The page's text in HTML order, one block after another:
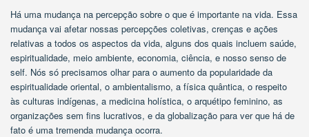
Há uma mudança na percepção sobre o que é importante na vida. Essa
mudança vai afetar nossas percepções coletivas, crenças e ações
relativas a todos os aspectos da vida, alguns dos quais incluem saúde,
espiritualidade, meio ambiente, economia, ciência, e nosso senso de
self. Nós só precisamos olhar para o aumento da popularidade da
espiritualidade oriental, o ambientalismo, a física quântica, o respeito
às culturas indígenas, a medicina holística, o arquétipo feminino, as
organizações sem fins lucrativos, e da globalização para ver que há de
fato é uma tremenda mudança ocorra.